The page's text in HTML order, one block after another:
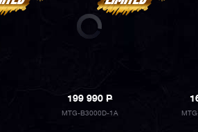
199 990P
MTG-B3000D-1A